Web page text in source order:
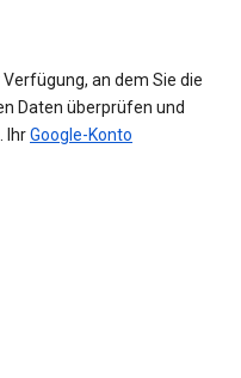
an dem Sie die
Daten überprüfen und
IhrGoogle-Konto